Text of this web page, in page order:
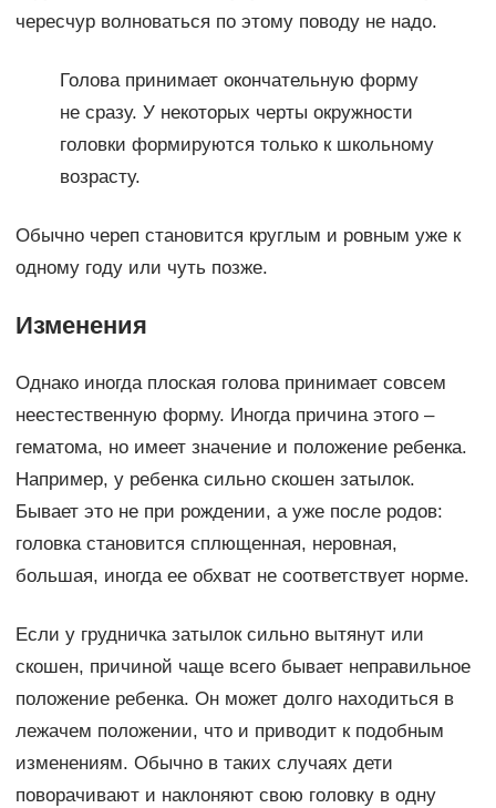
чересчур волноваться по этому поводу не надо.
Голова принимает окончательную форму
не сразу. У некоторых черты окружности
головки формируются только к школьному
возрасту.
Обычно череп становится круглым и ровным уже к
одному году или чуть позже.
Изменения
Однако иногда плоская голова принимает совсем
неестественную форму. Иногда причина этого –
гематома, но имеет значение и положение ребенка.
Например, у ребенка сильно скошен затылок.
Бывает это не при рождении, а уже после родов:
головка становится сплющенная, неровная,
большая, иногда ее обхват не соответствует норме.
Если у грудничка затылок сильно вытянут или
скошен, причиной чаще всего бывает неправильное
положение ребенка. Он может долго находиться в
лежачем положении, что и приводит к подобным
изменениям. Обычно в таких случаях дети
поворачивают и наклоняют свою головку в одну